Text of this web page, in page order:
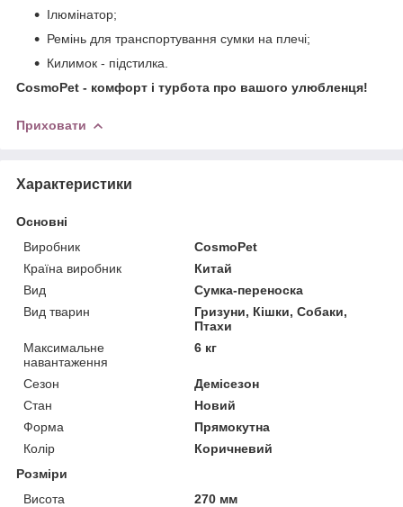
Ілюмінатор;
Ремінь для транспортування сумки на плечі;
Килимок - підстилка.
CosmoPet - комфорт і турбота про вашого улюбленця!
Приховати
Характеристики
Основні
Виробник
CosmoPet
Країна виробник
Китай
Вид
Сумка-переноска
Вид тварин
Гризуни, Кішки, Собаки,
Птахи
Максимальне
навантаження
6 кг
Сезон
Демісезон
Стан
Новий
Форма
Прямокутна
Колір
Коричневий
Розміри
Висота
270 мм